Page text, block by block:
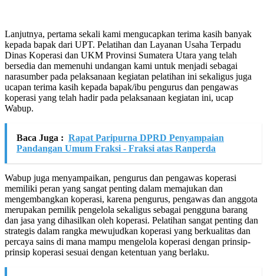
Lanjutnya, pertama sekali kami mengucapkan terima kasih banyak
kepada bapak dari UPT. Pelatihan dan Layanan Usaha Terpadu
Dinas Koperasi dan UKM Provinsi Sumatera Utara yang telah
bersedia dan memenuhi undangan kami untuk menjadi sebagai
narasumber pada pelaksanaan kegiatan pelatihan ini sekaligus juga
ucapan terima kasih kepada bapak/ibu pengurus dan pengawas
koperasi yang telah hadir pada pelaksanaan kegiatan ini, ucap
Wabup.
Baca Juga : Rapat Paripurna DPRD Penyampaian
Pandangan Umum Fraksi - Fraksi atas Ranperda
Wabup juga menyampaikan, pengurus dan pengawas koperasi
memiliki peran yang sangat penting dalam memajukan dan
mengembangkan koperasi, karena pengurus, pengawas dan anggota
merupakan pemilik pengelola sekaligus sebagai pengguna barang
dan jasa yang dihasilkan oleh koperasi. Pelatihan sangat penting dan
strategis dalam rangka mewujudkan koperasi yang berkualitas dan
percaya sains di mana mampu mengelola koperasi dengan prinsip-
prinsip koperasi sesuai dengan ketentuan yang berlaku.